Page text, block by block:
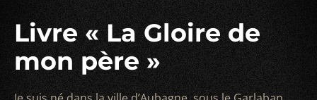
Livre « La Gloire de
mon père »